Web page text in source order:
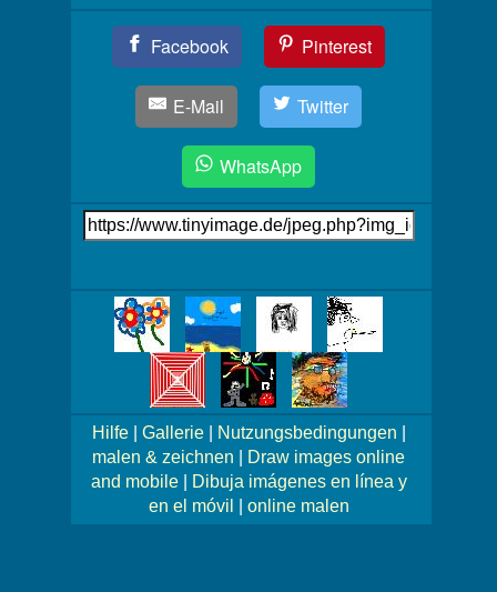
Facebook Pinterest
E-Mail Twitter
WhatsApp
Link
auf's
Mehr
Bilder!
Hilfe| Gallerie| Nutzungsbedingungen
malen & zeichnen
Draw images online
and mobile|
Dibuja imágenes en línea y
en el móvil
online malen